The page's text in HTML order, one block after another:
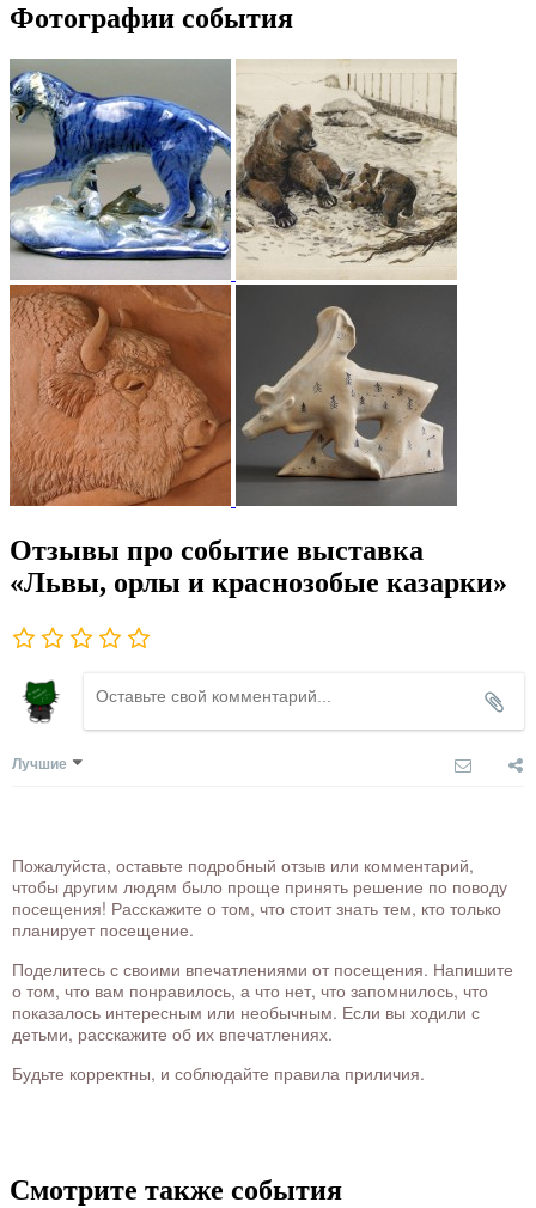
Фотографии события
Отзывы про событие выставка
«Львы, орлы и краснозобые казарки»
Лучшие
Пожалуйста, оставьте подробный отзыв или комментарий,
чтобы другим людям было проще принять решение по поводу
посещения! Расскажите о том, что стоит знать тем, кто только
планирует посещение.
Поделитесь с своими впечатлениями от посещения. Напишите
о том, что вам понравилось, а что нет, что запомнилось, что
показалось интересным или необычным. Если вы ходили с
детьми, расскажите об их впечатлениях.
Будьте корректны, и соблюдайте правила приличия.
Смотрите также события